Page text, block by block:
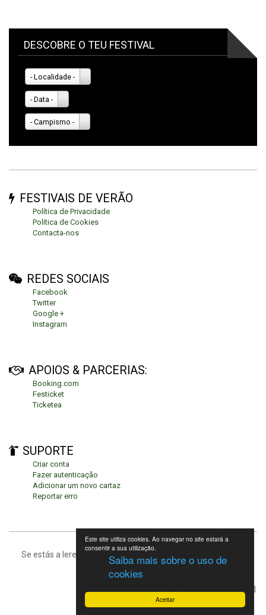
Este site utiliza cookies. Ao navegar no site estará a
consentir a sua utilização.
Saiba mais sobre o uso de
cookies
Aceitar
DESCOBRE O TEU FESTIVAL
- Localidade -
- Data -
- Campismo -
FESTIVAIS DE VERÃO
Política de Privacidade
Política de Cookies
Contacta-nos
REDES SOCIAIS
Facebook
Twitter
Google +
Instagram
APOIOS & PARCERIAS:
Booking.com
Festicket
Ticketea
SUPORTE
Criar conta
Fazer autenticação
Adicionar um novo cartaz
Reportar erro
Se estás a leres isto, significa que estás no fundo da página.
Festivais de Verão 2021